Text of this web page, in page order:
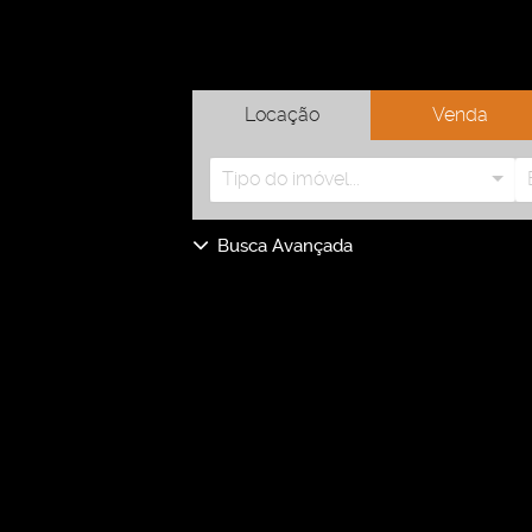
Locação Venda
Tipo do imóvel...
Busca Avançada